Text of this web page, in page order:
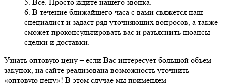
5. Все. Просто ждите нашего звонка.
6. В течение ближайшего часа с вами свяжется наш
специалист и задаст ряд уточняющих вопросов, а также
сможет проконсультировать вас и разъяснить нюансы
сделки и доставки.
Узнать оптовую цену– если Вас интересует большой объем
закупок, на сайте реализована возможность уточнить
«оптовую цену»! В этом случае мы применяем